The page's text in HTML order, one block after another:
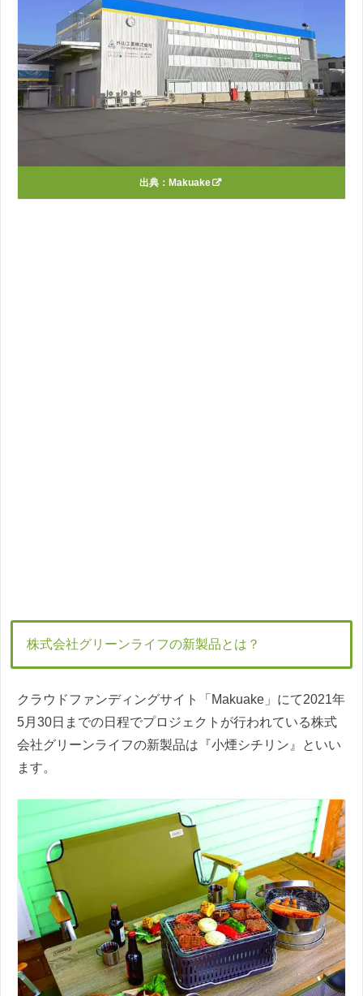
出典： Makuake
株式会社グリーンライフの新製品とは？
クラウドファンディングサイト「Makuake」にて2021年
5月30日までの日程でプロジェクトが行われている株式
会社グリーンライフの新製品は『小煙シチリン』といい
ます。